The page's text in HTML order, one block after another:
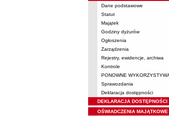
Dane podstawowe
Statut
Majątek
Godziny dyżurów
Ogłoszenia
Zarządzenia
Rejestry, ewidencje, archiwa
Kontrole
PONOWNE
Sprawozdania
Deklaracja dostępności
DEKLARACJA DOSTĘPNOŚCI
OŚWIADCZENIA MAJĄTKOWE